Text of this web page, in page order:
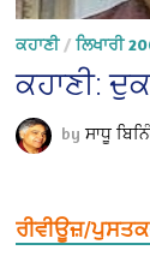
ਕਹਾਣੀ/ਲਿਖਾਰੀ
ਕਹਾਣੀ:
byਸਾਧੂ
ਰੀਵੀਊਜ਼/